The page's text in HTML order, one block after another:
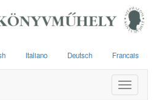
Italiano Deutsch Francais
Toggle